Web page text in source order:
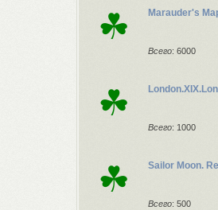
☘ Marauder's
Всего: 6000
☘
Всего: 1000
☘ Sailor Moon.
Всего: 500